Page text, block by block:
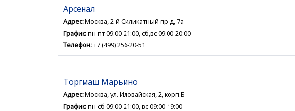
Арсенал
Адрес:Москва, 2-й Силикатный пр-д, 7а
График:пн-пт 09:00-21:00, сб,вс 09:00-20:00
Телефон:+7 (499) 256-20-51
Торгмаш Марьино
Адрес:Москва, ул. Иловайская, 2, корп.Б
График:пн-сб 09:00-21:00, вс 09:00-19:00